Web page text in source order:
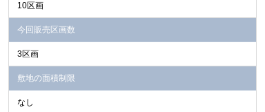
10区画
今回販売区画数
3区画
敷地の面積制限
なし